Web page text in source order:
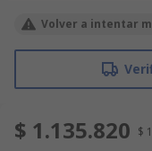
Volver a intentar
$ 1.135.820 $